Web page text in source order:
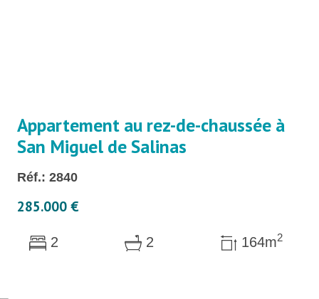
Appartement au rez-de-chaussée à
San Miguel de Salinas
Réf.: 2840
285.000 €
2 2 164m2